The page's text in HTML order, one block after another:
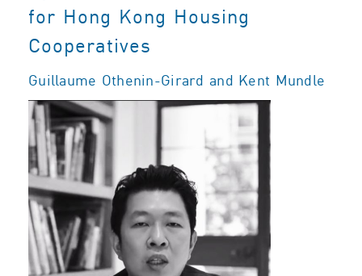
for Hong Kong Housing
Cooperatives
Guillaume Othenin-Girard and Kent Mundle